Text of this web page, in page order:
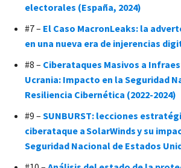
electorales (España, 2024)
#7 – El Caso MacronLeaks: la
en una nueva era de injerencias
#8 – Ciberataques Masivos a
Ucrania: Impacto en la Seguridad
Resiliencia Cibernética (2022-2024)
#9 – SUNBURST: lecciones
ciberataque a SolarWinds y su
Seguridad Nacional de Estados